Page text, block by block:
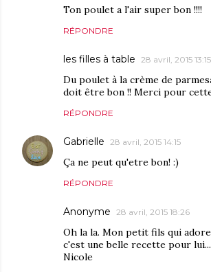
Ton poulet a l'air super bon !!!!
RÉPONDRE
les filles à table 28 avril, 2015 13:15
Du poulet à la crème de
doit être bon !! Merci pour
RÉPONDRE
Gabrielle 28 avril, 2015 14:15
Ça ne peut qu'etre bon! :)
RÉPONDRE
Anonyme 28 avril, 2015 18:26
Oh la la. Mon petit fils qui
c'est une belle recette pour
Nicole